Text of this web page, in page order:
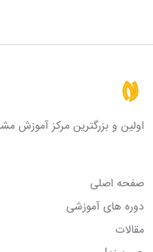
اولین و بزرگترین مرکز آموزش
صفحه اصلی
دوره های آموزشی
مقالات